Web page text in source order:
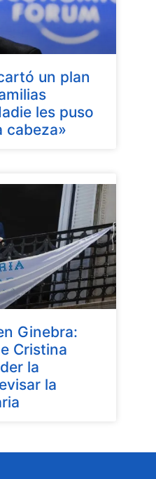
un plan
les puso
cabeza»
Ginebra:
Cristina
la
la